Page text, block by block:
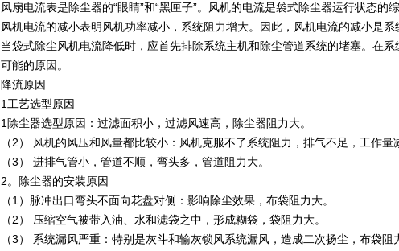
风扇电流表是除尘器的“眼睛”和“黑匣子”。风机的电流是袋式除尘器运行状态
风机电流的减小表明风机功率减小，系统阻力增大。因此，风机电流的减小是
当袋式除尘风机电流降低时，应首先排除系统主机和除尘管道系统的堵塞。在
可能的原因。
降流原因
1工艺选型原因
1除尘器选型原因：过滤面积小，过滤风速高，除尘器阻力大。
（2） 风机的风压和风量都比较小：风机克服不了系统阻力，排气不足，工作量
（3） 进排气管小，管道不顺，弯头多，管道阻力大。
2。除尘器的安装原因
（1）脉冲出口弯头不面向花盘对侧：影响除尘效果，布袋阻力大。
（2） 压缩空气被带入油、水和滤袋之中，形成糊袋，袋阻力大。
（3） 系统漏风严重：特别是灰斗和输灰锁风系统漏风，造成二次扬尘，布袋